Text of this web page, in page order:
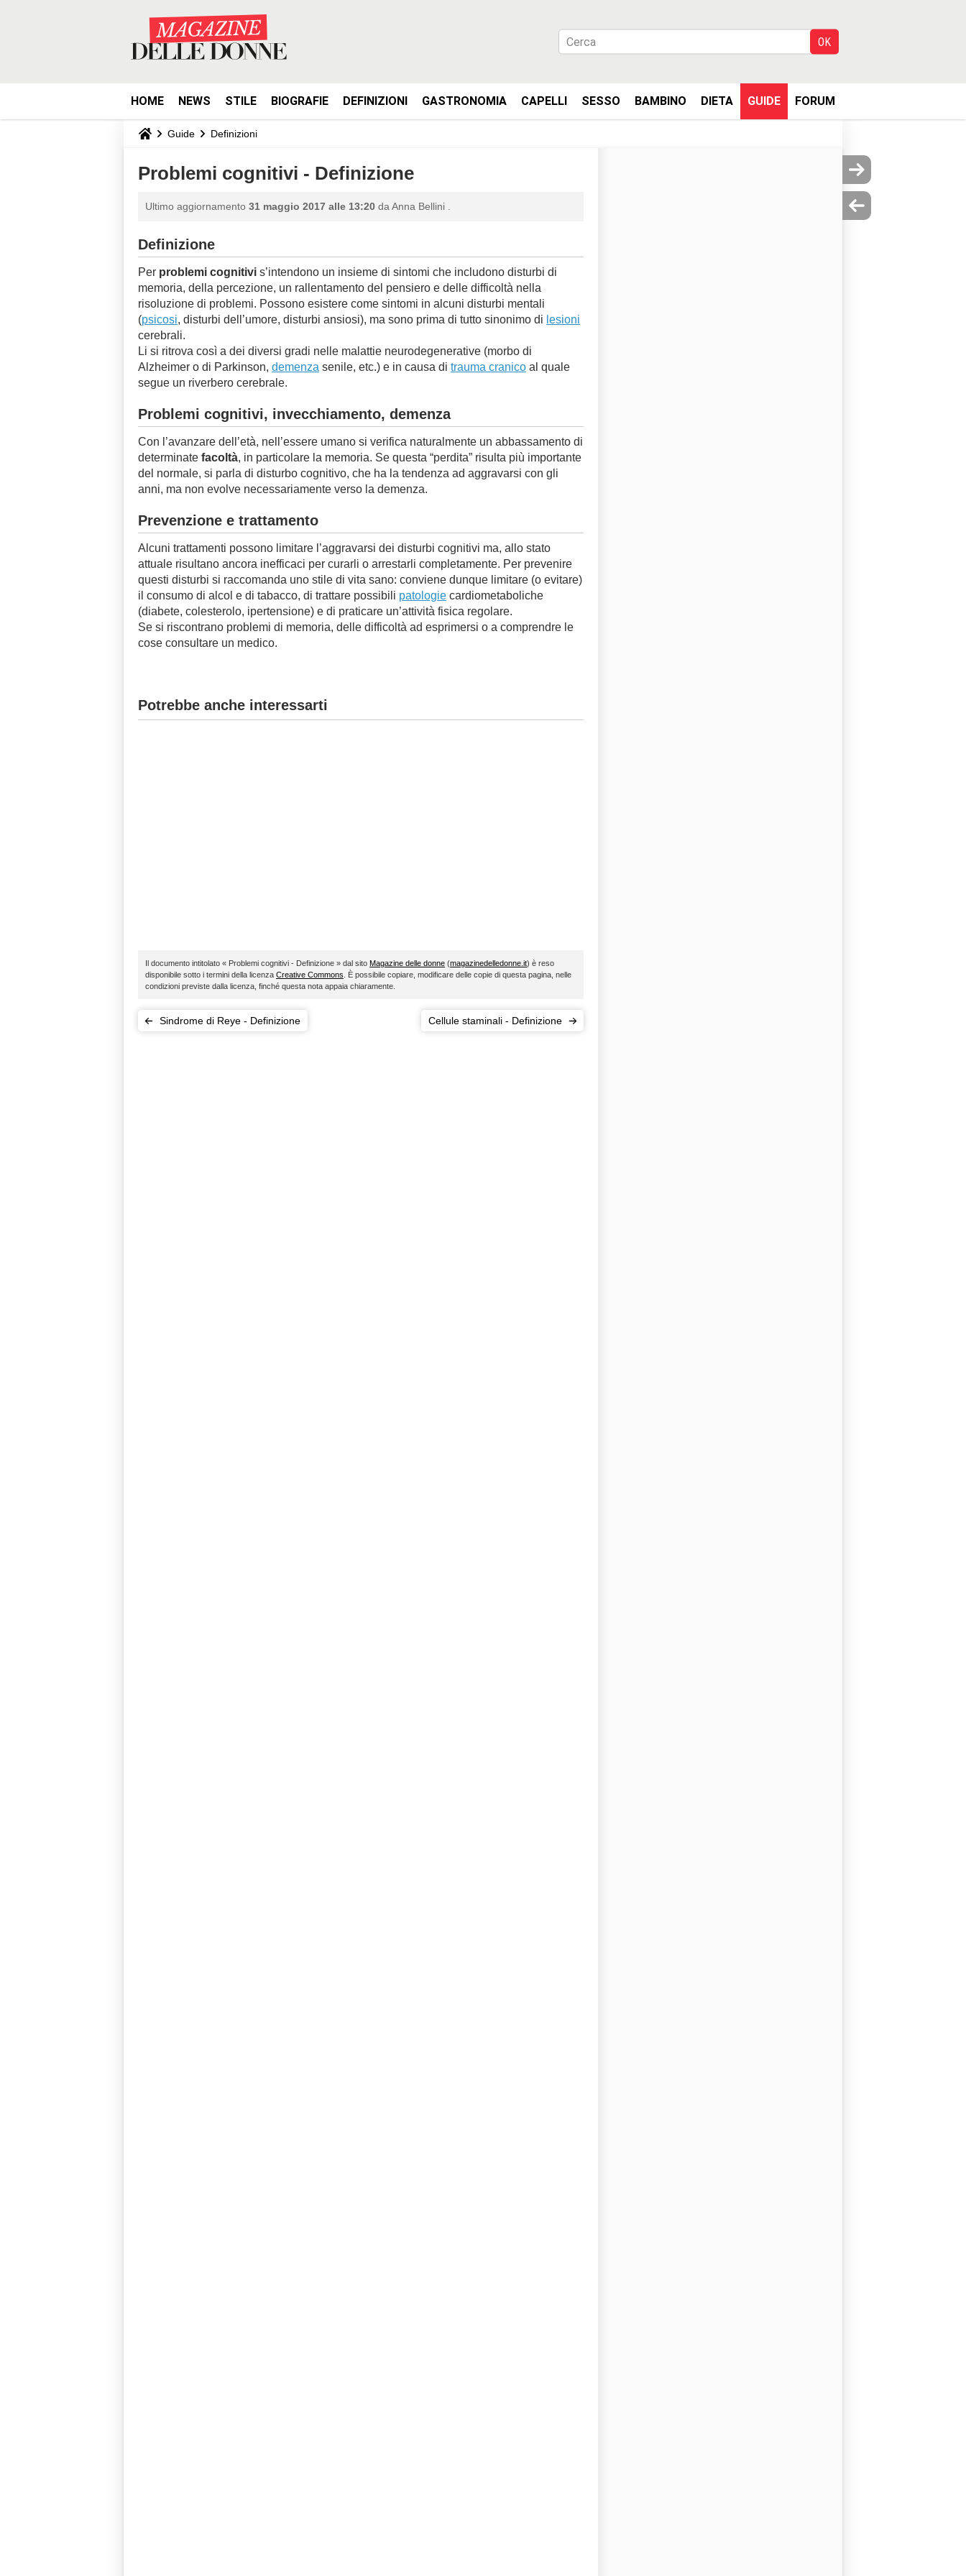
HOME NEWS STILE BIOGRAFIE DEFINIZIONI GASTRONOMIA CAPELLI SESSO BAMBINO DIETA GUIDE FORUM
Guide Definizioni
Problemi cognitivi - Definizione
Ultimo aggiornamento 31 maggio 2017 alle 13:20 da Anna Bellini
Definizione
Per problemi cognitivi s’intendono un insieme di sintomi che includono disturbi di
memoria, della percezione, un rallentamento del pensiero e delle difficoltà nella
risoluzione di problemi. Possono esistere come sintomi in alcuni disturbi mentali
(psicosi, disturbi dell’umore, disturbi ansiosi), ma sono prima di tutto sinonimo di lesioni
cerebrali.
Li si ritrova così a dei diversi gradi nelle malattie neurodegenerative (morbo di
Alzheimer o di Parkinson, demenza senile, etc.) e in causa di trauma cranico al quale
segue un riverbero cerebrale.
Problemi cognitivi, invecchiamento, demenza
Con l’avanzare dell’età, nell’essere umano si verifica naturalmente un abbassamento di
determinate facoltà, in particolare la memoria. Se questa “perdita” risulta più importante
del normale, si parla di disturbo cognitivo, che ha la tendenza ad aggravarsi con gli
anni, ma non evolve necessariamente verso la demenza.
Prevenzione e trattamento
Alcuni trattamenti possono limitare l’aggravarsi dei disturbi cognitivi ma, allo stato
attuale risultano ancora inefficaci per curarli o arrestarli completamente. Per prevenire
questi disturbi si raccomanda uno stile di vita sano: conviene dunque limitare (o evitare)
il consumo di alcol e di tabacco, di trattare possibili patologie cardiometaboliche
(diabete, colesterolo, ipertensione) e di praticare un’attività fisica regolare.
Se si riscontrano problemi di memoria, delle difficoltà ad esprimersi o a comprendre le
cose consultare un medico.
Potrebbe anche interessarti
Il documento intitolato « Problemi cognitivi - Definizione » dal sito Magazine delle donne (magazinedelledonne.it) è reso
disponibile sotto i termini della licenza Creative Commons . È possibile copiare, modificare delle copie di questa pagina, nelle
condizioni previste dalla licenza, finché questa nota appaia chiaramente.
Sindrome di Reye - Definizione Cellule staminali - Definizione